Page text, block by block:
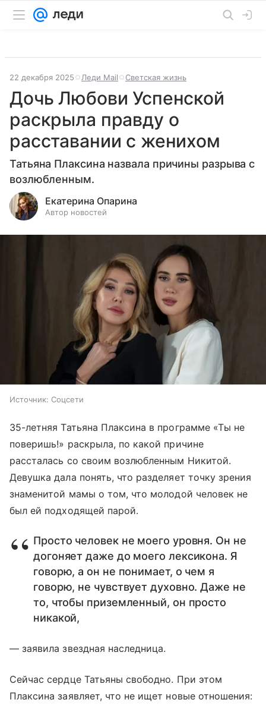
22 декабря 2025 Леди Mail Светская жизнь
Дочь Любови Успенской
раскрыла правду о
расставании с женихом
Татьяна Плаксина назвала причины разрыва с
возлюбленным.
Екатерина Опарина
Автор новостей
Источник: Соцсети
35-летняя Татьяна Плаксина в программе «Ты не
поверишь!» раскрыла, по какой причине
рассталась со своим возлюбленным Никитой.
Девушка дала понять, что разделяет точку зрения
знаменитой мамы о том, что молодой человек не
был ей подходящей парой.
Просто человек не моего уровня. Он не
догоняет даже до моего лексикона. Я
говорю, а он не понимает, о чем я
говорю, не чувствует духовно. Даже не
то, чтобы приземленный, он просто
никакой,
— заявила звездная наследница.
Сейчас сердце Татьяны свободно. При этом
Плаксина заявляет, что не ищет новые отношения: